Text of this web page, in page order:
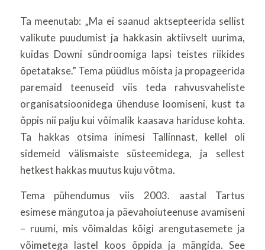
Ta meenutab: „Ma ei saanud aktsepteerida sellist
valikute puudumist ja hakkasin aktiivselt uurima,
kuidas Downi sündroomiga lapsi teistes riikides
õpetatakse.” Tema püüdlus mõista ja propageerida
paremaid teenuseid viis teda rahvusvaheliste
organisatsioonidega ühenduse loomiseni, kust ta
õppis nii palju kui võimalik kaasava hariduse kohta.
Ta hakkas otsima inimesi Tallinnast, kellel oli
sidemeid välismaiste süsteemidega, ja sellest
hetkest hakkas muutus kuju võtma.
Tema pühendumus viis 2003. aastal Tartus
esimese mängutoa ja päevahoiuteenuse avamiseni
– ruumi, mis võimaldas kõigi arengutasemete ja
võimetega lastel koos õppida ja mängida. See